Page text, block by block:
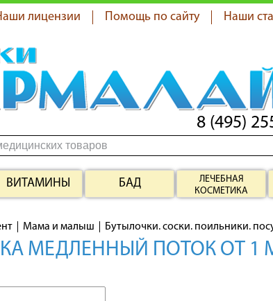
лицензии Помощь по сайту Наши
8 (495)
ВИТАМИНЫ БАД
ЛЕЧЕБНАЯ
КОСМЕТИКА
Мама и малыш Бутылочки. соски. поильники.
МЕДЛЕННЫЙ ПОТОК ОТ 1